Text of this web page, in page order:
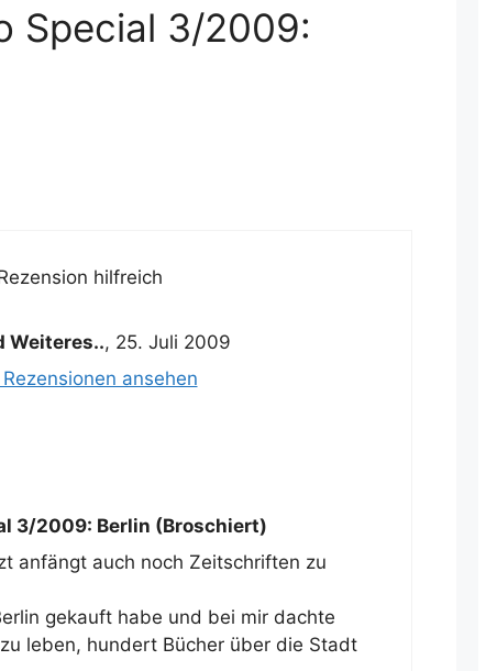
Special 3/2009:
hilfreich
Weiteres.., 25. Juli 2009
ansehen
3/2009: Berlin (Broschiert)
anfängt auch noch Zeitschriften zu
gekauft habe und bei mir dachte
leben, hundert Bücher über die Stadt